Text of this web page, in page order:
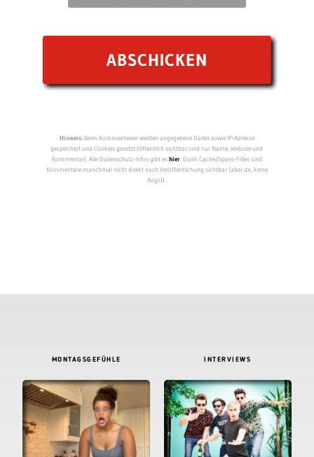
Hinweis:Beim Kommentieren werden angegebene Daten sowie IP-Adresse
gespeichert und Cookies gesetzt (öffentlich sichtbar sind nur Name, Website und
Kommentar). Alle Datenschutz-Infos gibt eshier. Dank Cache/Spam-Filter sind
Kommentare manchmal nicht direkt nach Veröffentlichung sichtbar (aber da, keine
Angst).
MONTAGSGEFÜHLE INTERVIEWS